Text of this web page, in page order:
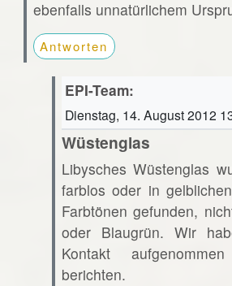
ebenfalls unnatürlichem
Antworten
EPI-Team:
Dienstag, 14. August 2012
Wüstenglas
Libysches Wüstenglas
farblos oder in
Farbtönen gefunden,
oder Blaugrün. Wir
Kontakt
berichten.